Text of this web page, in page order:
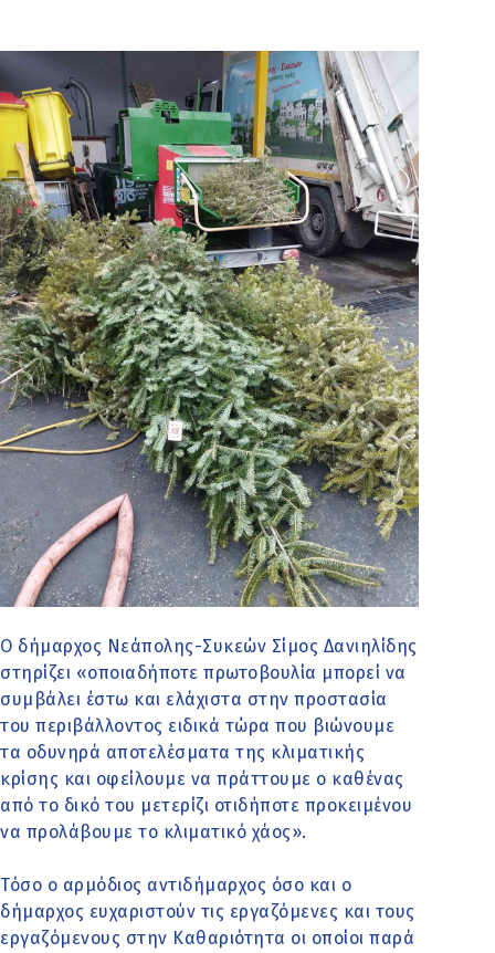
Ο δήμαρχος Νεάπολης-Συκεών Σίμος Δανιηλίδης
στηρίζει «οποιαδήποτε πρωτοβουλία μπορεί να
συμβάλει έστω και ελάχιστα στην προστασία
του περιβάλλοντος ειδικά τώρα που βιώνουμε
τα οδυνηρά αποτελέσματα της κλιματικής
κρίσης και οφείλουμε να πράττουμε ο καθένας
από το δικό του μετερίζι οτιδήποτε προκειμένου
να προλάβουμε το κλιματικό χάος».
Τόσο ο αρμόδιος αντιδήμαρχος όσο και ο
δήμαρχος ευχαριστούν τις εργαζόμενες και τους
εργαζόμενους στην Καθαριότητα οι οποίοι παρά